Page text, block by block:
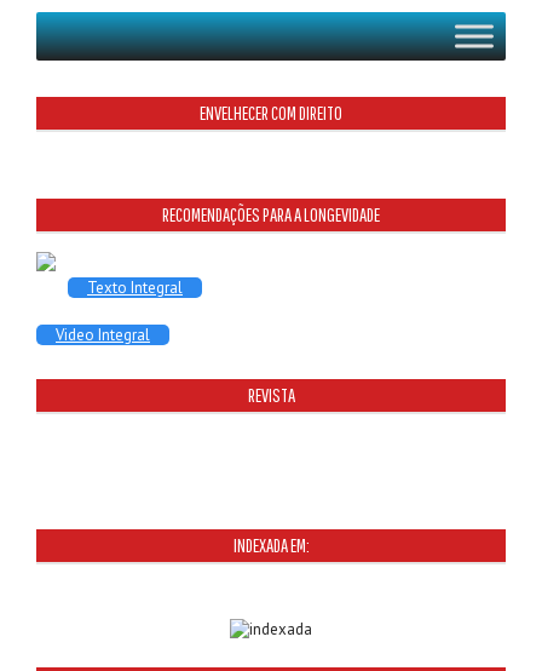
ENVELHECER COM DIREITO
RECOMENDAÇÕES PARA A LONGEVIDADE
Texto Integral
Video Integral
REVISTA
INDEXADA EM: